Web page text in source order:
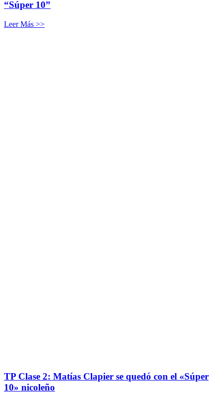
“Súper 10”
Leer Más >>
TP Clase 2: Matías Clapier se quedó con el «Súper
10» nicoleño